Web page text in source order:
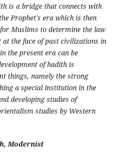
is a bridge that connects with
Prophet's era which is then
Muslims to determine the law
the face of past civilizations in
the present era can be
of hadith is
things, namely the strong
a special institution in the
developing studies of
studies by Western
Modernist